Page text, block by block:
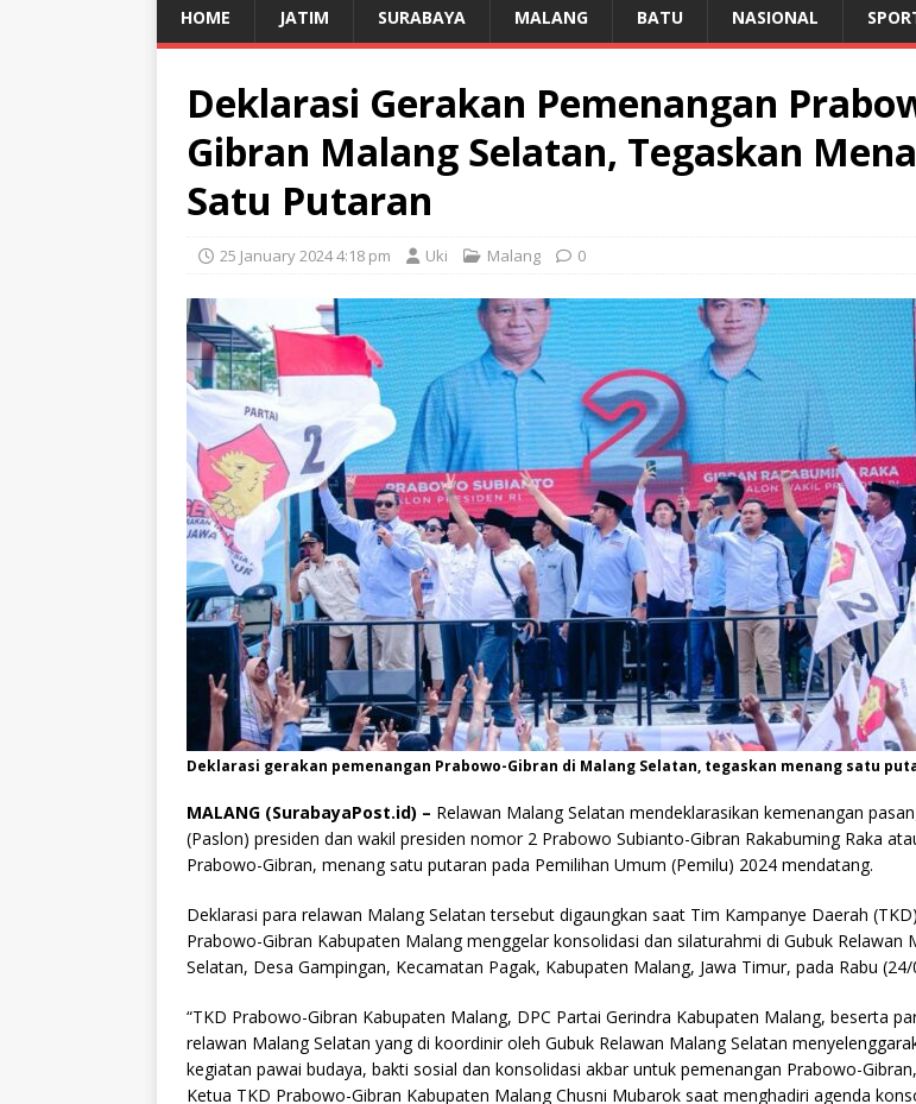
HOME JATIM SURABAYA MALANG BATU NASIONAL
Deklarasi Gerakan Pemenangan
Gibran Malang Selatan, Tegaskan
Satu Putaran
25 January 2024 4:18 pm Uki Malang 0
Deklarasi gerakan pemenangan Prabowo-Gibran di Malang Selatan, tegaskan menang satu
MALANG (SurabayaPost.id) – Relawan Malang Selatan mendeklarasikan kemenangan
(Paslon) presiden dan wakil presiden nomor 2 Prabowo Subianto-Gibran Rakabuming Raka
Prabowo-Gibran, menang satu putaran pada Pemilihan Umum (Pemilu) 2024 mendatang.
Deklarasi para relawan Malang Selatan tersebut digaungkan saat Tim Kampanye Daerah (TKD)
Prabowo-Gibran Kabupaten Malang menggelar konsolidasi dan silaturahmi di Gubuk Relawan
Selatan, Desa Gampingan, Kecamatan Pagak, Kabupaten Malang, Jawa Timur, pada Rabu
“TKD Prabowo-Gibran Kabupaten Malang, DPC Partai Gerindra Kabupaten Malang, beserta
relawan Malang Selatan yang di koordinir oleh Gubuk Relawan Malang Selatan
kegiatan pawai budaya, bakti sosial dan konsolidasi akbar untuk pemenangan Prabowo-
Ketua TKD Prabowo-Gibran Kabupaten Malang Chusni Mubarok saat menghadiri agenda